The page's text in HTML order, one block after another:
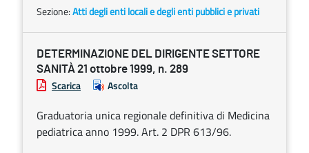
Sezione:Atti degli enti locali e degli enti pubblici e privati
DETERMINAZIONE DEL DIRIGENTE SETTORE
SANITÀ 21 ottobre 1999, n. 289
Scarica Ascolta
Graduatoria unica regionale definitiva di Medicina
pediatrica anno 1999. Art. 2 DPR 613/96.